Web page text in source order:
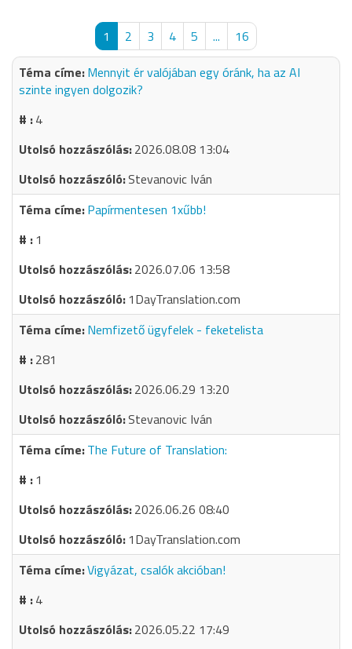
1 2 3 4 5 ...
16
Mennyit ér valójában egy óránk, ha az AI
szinte ingyen dolgozik?
4
2026.08.08 13:04
Stevanovic Iván
Papírmentesen 1xűbb!
1
2026.07.06 13:58
1DayTranslation.com
Nemfizető ügyfelek - feketelista
281
2026.06.29 13:20
Stevanovic Iván
The Future of Translation:
1
2026.06.26 08:40
1DayTranslation.com
Vigyázat, csalók akcióban!
4
2026.05.22 17:49